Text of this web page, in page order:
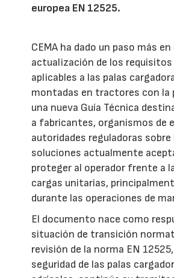
europea EN 12525.
CEMA ha dado un paso más
actualización de los requisitos
aplicables a las palas
montadas en tractores con la
una nueva Guía Técnica
a fabricantes, organismos de
autoridades reguladoras sobre
soluciones actualmente
proteger al operador frente a
cargas unitarias,
durante las operaciones de
El documento nace como
situación de transición
revisión de la norma EN
seguridad de las palas